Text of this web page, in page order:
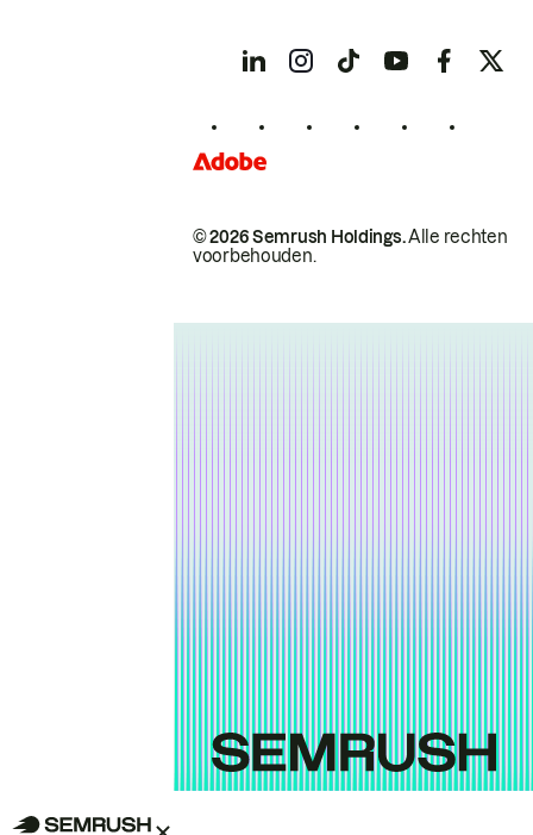
© 2026 Semrush Holdings.Alle rechten
voorbehouden.